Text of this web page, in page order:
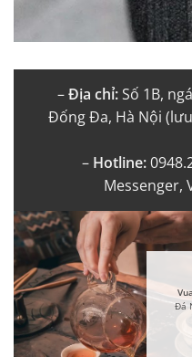
–Địa chỉ:Số 1B,
Đống Đa, Hà Nội
– Hotline:
Messenger,
Đá